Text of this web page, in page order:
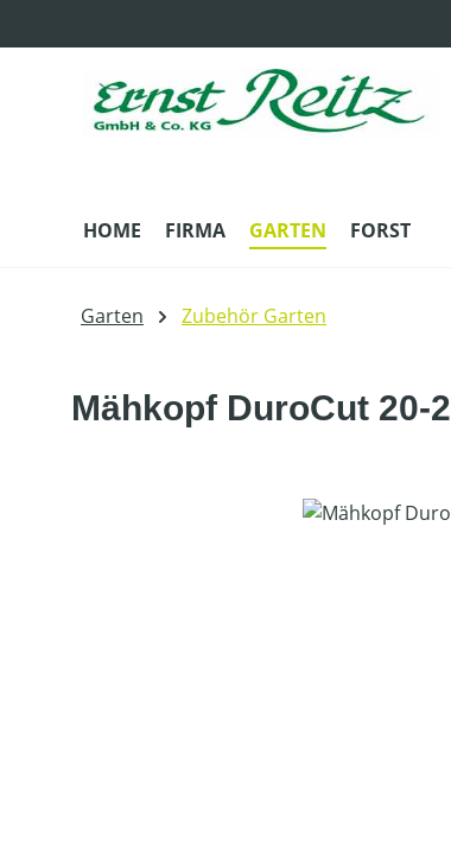
HOME FIRMA GARTEN FORST
Garten Zubehör Garten
Mähkopf DuroCut 20-2